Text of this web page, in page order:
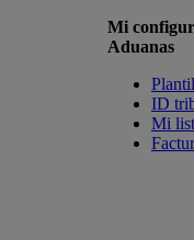
Mi
Aduanas
ID
Mi